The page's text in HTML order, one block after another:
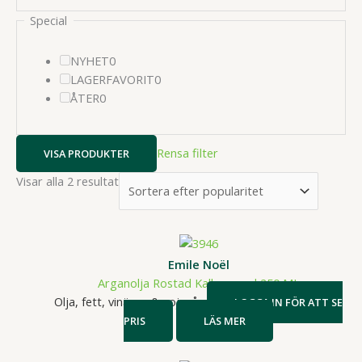
Special
NYHET00
produkter
LAGERFAVORIT00
ÅTER00
VISA PRODUKTER
Rensa filter
Visar alla 2 resultatSortera
efter
Emile Noël
Arganolja Rostad Kallpressad 250 ML
Olja, fett, vinäger & sojasås
LOGGA IN FÖR ATT SE
PRIS
LÄS MER